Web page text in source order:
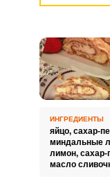
ИНГРЕДИЕНТЫ
яйцо, сахар-
миндальные
лимон, сахар-
масло